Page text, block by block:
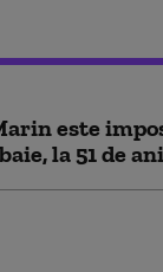
este
la 51 de ani